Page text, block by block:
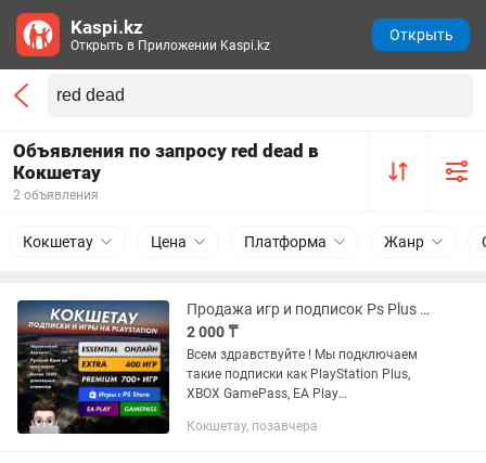
Объявления по запросу red dead в
Кокшетау
2 объявления
Кокшетау Цена Платформа Жанр
Продажа игр и подписок Ps Plus PS5 PS4 Xbox (GTA UFC MK EXTRA PREMIUM)
2 000 ₸
Всем здравствуйте ! Мы подключаем
такие подписки как PlayStation Plus,
XBOX GamePass, EA Play
XBOX STORE: FC25, WUKONG, ASTRO
Кокшетау, позавчера
Kaspi.kz
Открыть в Приложении Kaspi.kz
Открыть